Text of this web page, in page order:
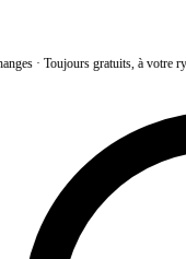
·Toujours gratuits, à votre